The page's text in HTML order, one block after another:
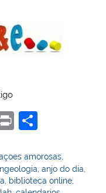
Pr
t
ar
e
amorosas
,anjo do dia,
, biblioteca online,